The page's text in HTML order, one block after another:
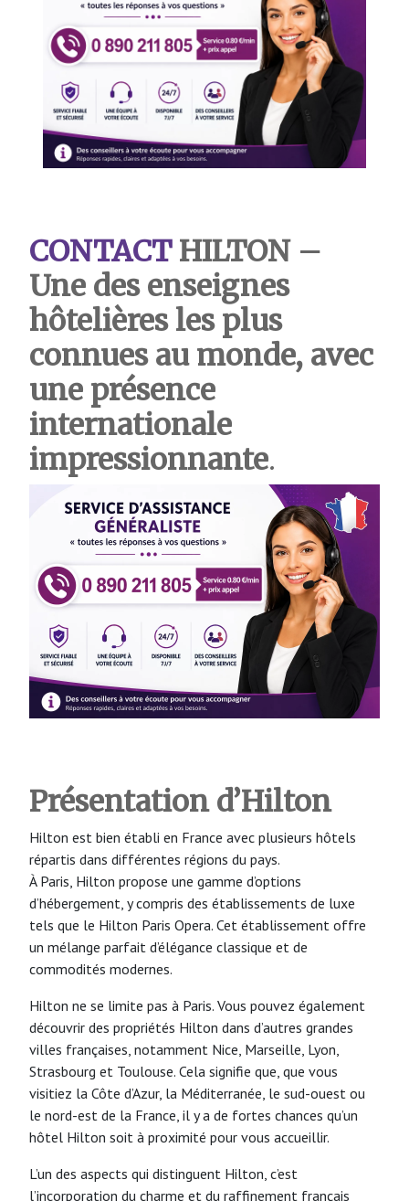
CONTACTHILTON –
Une des enseignes
hôtelières les plus
connues au monde, avec
une présence
internationale
impressionnante.
Présentation d’Hilton
Hilton est bien établi en France avec plusieurs hôtels
répartis dans différentes régions du pays.
À Paris, Hilton propose une gamme d’options
d’hébergement, y compris des établissements de luxe
tels que le Hilton Paris Opera. Cet établissement offre
un mélange parfait d’élégance classique et de
commodités modernes.
Hilton ne se limite pas à Paris. Vous pouvez également
découvrir des propriétés Hilton dans d’autres grandes
villes françaises, notamment Nice, Marseille, Lyon,
Strasbourg et Toulouse. Cela signifie que, que vous
visitiez la Côte d’Azur, la Méditerranée, le sud-ouest ou
le nord-est de la France, il y a de fortes chances qu’un
hôtel Hilton soit à proximité pour vous accueillir.
L’un des aspects qui distinguent Hilton, c’est
l’incorporation du charme et du raffinement français